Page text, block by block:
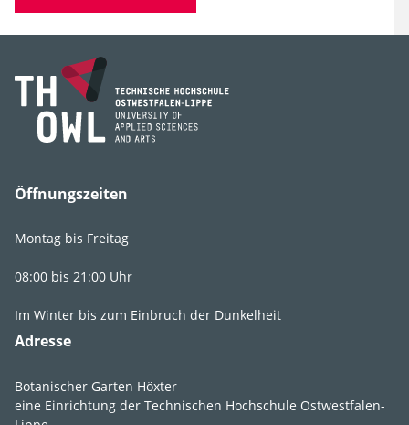
Familie
(Sauerdorngewächse)
Gattung
Art, Unterart,
Varietät, Form
Lebens­bereich
GR3
Öffnungszeiten
Montag bis Freitag
08:00 bis 21:00 Uhr
Im Winter bis zum Einbruch der Dunkelheit
Adresse
Botanischer Garten Höxter
eine Einrichtung der Technischen Hochschule Ostwestfalen-